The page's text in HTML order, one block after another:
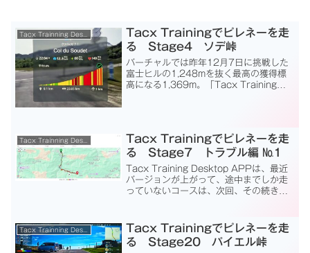
Tacx Trainingでピレネーを走
る Stage4 ソデ峠
バーチャルでは昨年12月7日に挑戦した
富士ヒルの1,248mを抜く最高の獲得標
高になる1,369m。「Tacx Trainingで
Tacx Trainingでピレネーを走
る Stage7 トラブル編 №1
Tacx Training Desktop APPは、最近
バージョンが上がって、途中までしか走
っていないコースは、次回、その続きを
Pyreneesでは、Stage1...
Tacx Trainingでピレネーを走
る Stage20 パイエル峠